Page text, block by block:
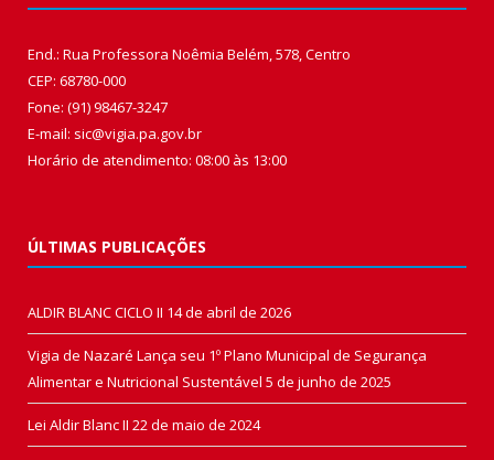
End.: Rua Professora Noêmia Belém, 578, Centro
CEP: 68780-000
Fone: (91) 98467-3247
E-mail: sic@vigia.pa.gov.br
Horário de atendimento: 08:00 às 13:00
ÚLTIMAS PUBLICAÇÕES
ALDIR BLANC CICLO II 14 de abril de 2026
Vigia de Nazaré Lança seu 1º Plano Municipal de Segurança
Alimentar e Nutricional Sustentável 5 de junho de 2025
Lei Aldir Blanc II 22 de maio de 2024